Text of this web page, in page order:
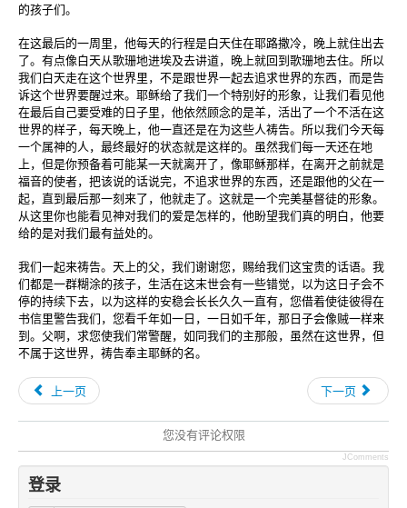
的孩子们。
在这最后的一周里，他每天的行程是白天住在耶路撒冷，晚上就住出去
了。有点像白天从歌珊地进埃及去讲道，晚上就回到歌珊地去住。所以
我们白天走在这个世界里，不是跟世界一起去追求世界的东西，而是告
诉这个世界要醒过来。耶稣给了我们一个特别好的形象，让我们看见他
在最后自己要受难的日子里，他依然顾念的是羊，活出了一个不活在这
世界的样子，每天晚上，他一直还是在为这些人祷告。所以我们今天每
一个属神的人，最终最好的状态就是这样的。虽然我们每一天还在地
上，但是你预备着可能某一天就离开了，像耶稣那样，在离开之前就是
福音的使者，把该说的话说完，不追求世界的东西，还是跟他的父在一
起，直到最后那一刻来了，他就走了。这就是一个完美基督徒的形象。
从这里你也能看见神对我们的爱是怎样的，他盼望我们真的明白，他要
给的是对我们最有益处的。
我们一起来祷告。天上的父，我们谢谢您，赐给我们这宝贵的话语。我
们都是一群糊涂的孩子，生活在这末世会有一些错觉，以为这日子会不
停的持续下去，以为这样的安稳会长长久久一直有，您借着使徒彼得在
书信里警告我们，您看千年如一日，一日如千年，那日子会像贼一样来
到。父啊，求您使我们常警醒，如同我们的主那般，虽然在这世界，但
不属于这世界，祷告奉主耶稣的名。
上一页 下一页
您没有评论权限
JComments
登录